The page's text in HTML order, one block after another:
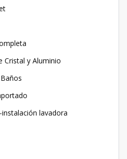
Cristal y Aluminio
lavadora